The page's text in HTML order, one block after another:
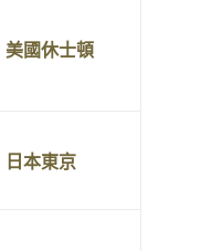
美國休士頓
日本東京